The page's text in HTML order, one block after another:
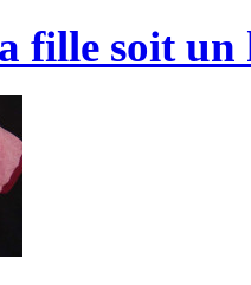
fille soit un